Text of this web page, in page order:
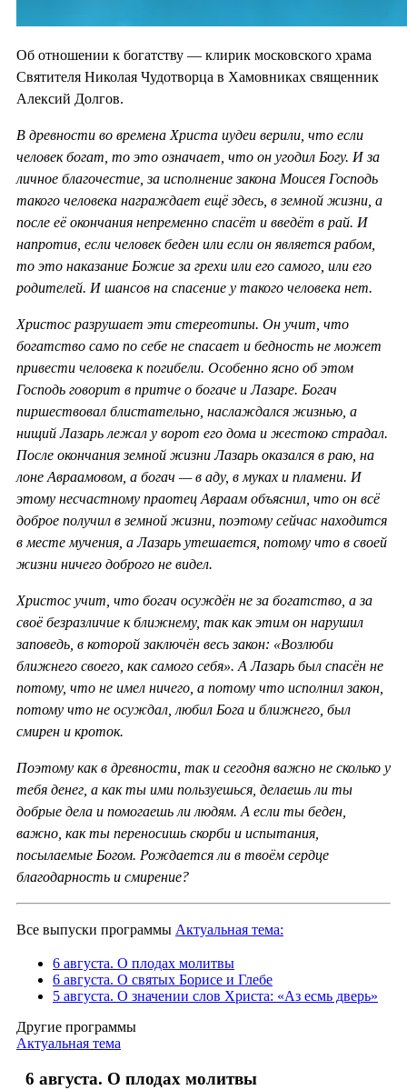
Об отношении к богатству — клирик московского храма
Святителя Николая Чудотворца в Хамовниках священник
Алексий Долгов.
В древности во времена Христа иудеи верили, что если
человек богат, то это означает, что он угодил Богу. И за
личное благочестие, за исполнение закона Моисея Господь
такого человека награждает ещё здесь, в земной жизни, а
после её окончания непременно спасёт и введёт в рай. И
напротив, если человек беден или если он является рабом,
то это наказание Божие за грехи или его самого, или его
родителей. И шансов на спасение у такого человека нет.
Христос разрушает эти стереотипы. Он учит, что
богатство само по себе не спасает и бедность не может
привести человека к погибели. Особенно ясно об этом
Господь говорит в притче о богаче и Лазаре. Богач
пиршествовал блистательно, наслаждался жизнью, а
нищий Лазарь лежал у ворот его дома и жестоко страдал.
После окончания земной жизни Лазарь оказался в раю, на
лоне Авраамовом, а богач — в аду, в муках и пламени. И
этому несчастному праотец Авраам объяснил, что он всё
доброе получил в земной жизни, поэтому сейчас находится
в месте мучения, а Лазарь утешается, потому что в своей
жизни ничего доброго не видел.
Христос учит, что богач осуждён не за богатство, а за
своё безразличие к ближнему, так как этим он нарушил
заповедь, в которой заключён весь закон: «Возлюби
ближнего своего, как самого себя». А Лазарь был спасён не
потому, что не имел ничего, а потому что исполнил закон,
потому что не осуждал, любил Бога и ближнего, был
смирен и кроток.
Поэтому как в древности, так и сегодня важно не сколько у
тебя денег, а как ты ими пользуешься, делаешь ли ты
добрые дела и помогаешь ли людям. А если ты беден,
важно, как ты переносишь скорби и испытания,
посылаемые Богом. Рождается ли в твоём сердце
благодарность и смирение?
Все выпуски программы Актуальная тема:
6 августа. О плодах молитвы
6 августа. О святых Борисе и Глебе
5 августа. О значении слов Христа: «Аз есмь дверь»
Другие программы
Актуальная тема
6 августа. О плодах молитвы